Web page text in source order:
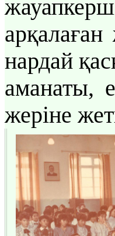
нардай
аманаты,
жеріне